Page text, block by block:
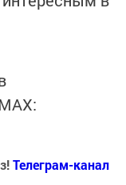
Телеграм-канал